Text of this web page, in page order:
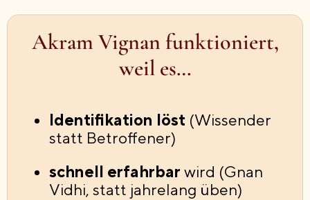
Akram Vignan funktioniert,
weil es…
Identifikation löst (Wissender
statt Betroffener)
schnell erfahrbar wird (Gnan
Vidhi, statt jahrelang üben)